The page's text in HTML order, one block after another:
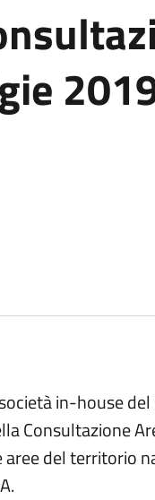
in-house
Consultazione
del territorio